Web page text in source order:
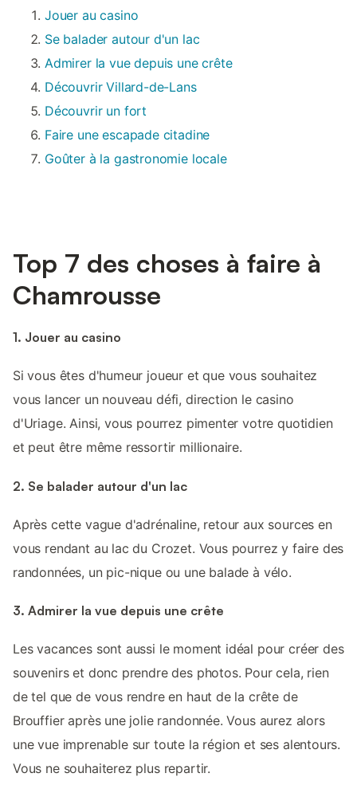
Jouer au casino
Se balader autour d'un lac
Admirer la vue depuis une crête
Découvrir Villard-de-Lans
Découvrir un fort
Faire une escapade citadine
Goûter à la gastronomie locale
Top 7 des choses à faire à
Chamrousse
1. Jouer au casino
Si vous êtes d'humeur joueur et que vous souhaitez
vous lancer un nouveau défi, direction le casino
d'Uriage. Ainsi, vous pourrez pimenter votre quotidien
et peut être même ressortir millionaire.
2. Se balader autour d'un lac
Après cette vague d'adrénaline, retour aux sources en
vous rendant au lac du Crozet. Vous pourrez y faire des
randonnées, un pic-nique ou une balade à vélo.
3. Admirer la vue depuis une crête
Les vacances sont aussi le moment idéal pour créer des
souvenirs et donc prendre des photos. Pour cela, rien
de tel que de vous rendre en haut de la crête de
Brouffier après une jolie randonnée. Vous aurez alors
une vue imprenable sur toute la région et ses alentours.
Vous ne souhaiterez plus repartir.